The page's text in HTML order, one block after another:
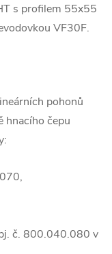
s profilem 55x55
VF30F.
pohonů
hnacího čepu
č. 800.040.080 v